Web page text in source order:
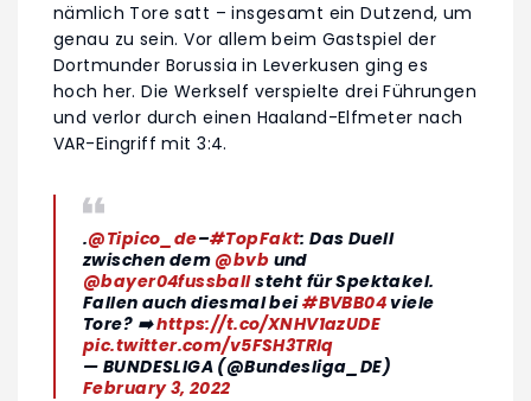
nämlich Tore satt – insgesamt ein Dutzend, um
genau zu sein. Vor allem beim Gastspiel der
Dortmunder Borussia in Leverkusen ging es
hoch her. Die Werkself verspielte drei Führungen
und verlor durch einen Haaland-Elfmeter nach
VAR-Eingriff mit 3:4.
.@Tipico_de–#TopFakt: Das Duell
zwischen dem @bvb und
@bayer04fussballsteht für Spektakel.
Fallen auch diesmal bei#BVBB04viele
Tore? ➡️https://t.co/XNHV1azUDE
pic.twitter.com/v5FSH3TRIq
— BUNDESLIGA (@Bundesliga_DE)
February 3, 2022